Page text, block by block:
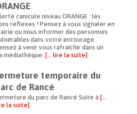
canicule niveau ORANGE : les
réflexes ! Pensez à vous signaler en
ou nous informer des personnes
dans votre entourage.
à venir vous rafraîchir dans un
médiathèque. [… lire la suite]
temporaire du
de Rancé
du parc de Rancé Suite à[…
la suite]